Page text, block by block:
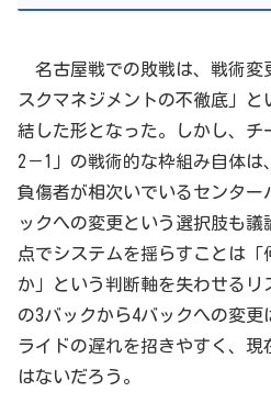
名古屋戦での敗戦は、戦術変
スクマネジメントの不徹底」
結した形となった。しかし、チ
2－1」の戦術的な枠組み自体は
負傷者が相次いでいるセンター
ックへの変更という選択肢も
点でシステムを揺らすことは「
か」という判断軸を失わせるリ
の3バックから4バックへの変
ライドの遅れを招きやすく、現
はないだろう。